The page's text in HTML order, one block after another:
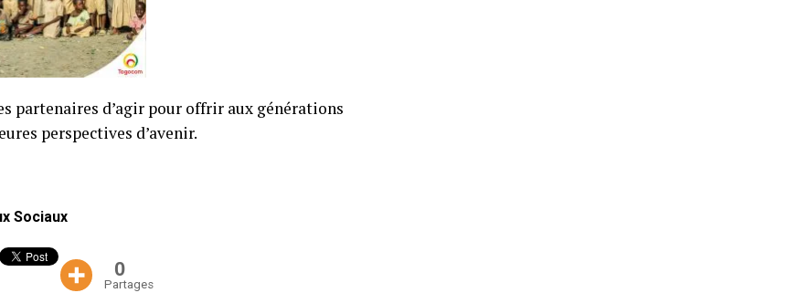
partenaires d’agir pour offrir aux générations
perspectives d’avenir.
Sociaux
0
Partages